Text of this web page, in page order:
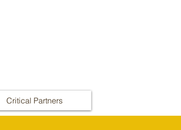
Critical Partners